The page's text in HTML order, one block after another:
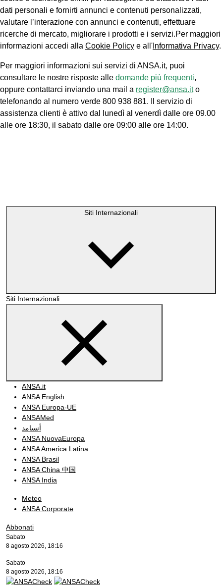
dati personali e fornirti annunci e contenuti personalizzati,
valutare l’interazione con annunci e contenuti, effettuare
ricerche di mercato, migliorare i prodotti e i servizi.Per maggiori
informazioni accedi alla Cookie Policy e all' Informativa Privacy.
Per maggiori informazioni sui servizi di ANSA.it, puoi
consultare le nostre risposte alle domande più frequenti,
oppure contattarci inviando una mail a register@ansa.ito
telefonando al numero verde 800 938 881. Il servizio di
assistenza clienti è attivo dal lunedì al venerdì dalle ore 09.00
alle ore 18:30, il sabato dalle ore 09:00 alle ore 14:00.
Siti Internazionali
Siti Internazionali
ANSA.it
ANSA English
ANSA Europa-UE
ANSAMed
أنسامد
ANSA NuovaEuropa
ANSA America Latina
ANSA Brasil
ANSA China 中国
ANSA India
Meteo
ANSA Corporate
Abbonati
Sabato
8 agosto 2026, 18:16
Sabato
8 agosto 2026, 18:16